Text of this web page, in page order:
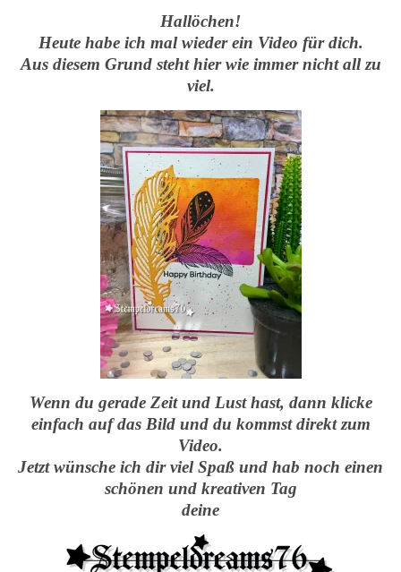
Hallöchen!
Heute habe ich mal wieder ein Video für dich.
Aus diesem Grund steht hier wie immer nicht all zu
viel.
Wenn du gerade Zeit und Lust hast, dann klicke
einfach auf das Bild und du kommst direkt zum
Video.
Jetzt wünsche ich dir viel Spaß und hab noch einen
schönen und kreativen Tag
deine